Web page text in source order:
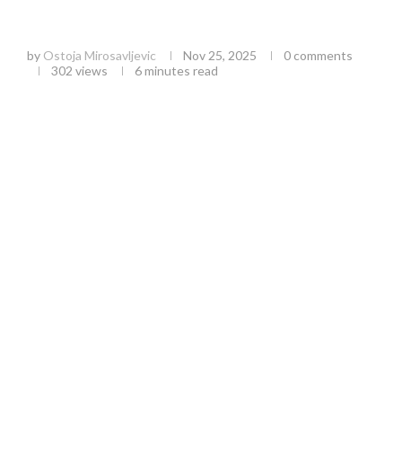
by Ostoja Mirosavljevic Nov 25, 2025
0 comments
302 views 6 minutes read